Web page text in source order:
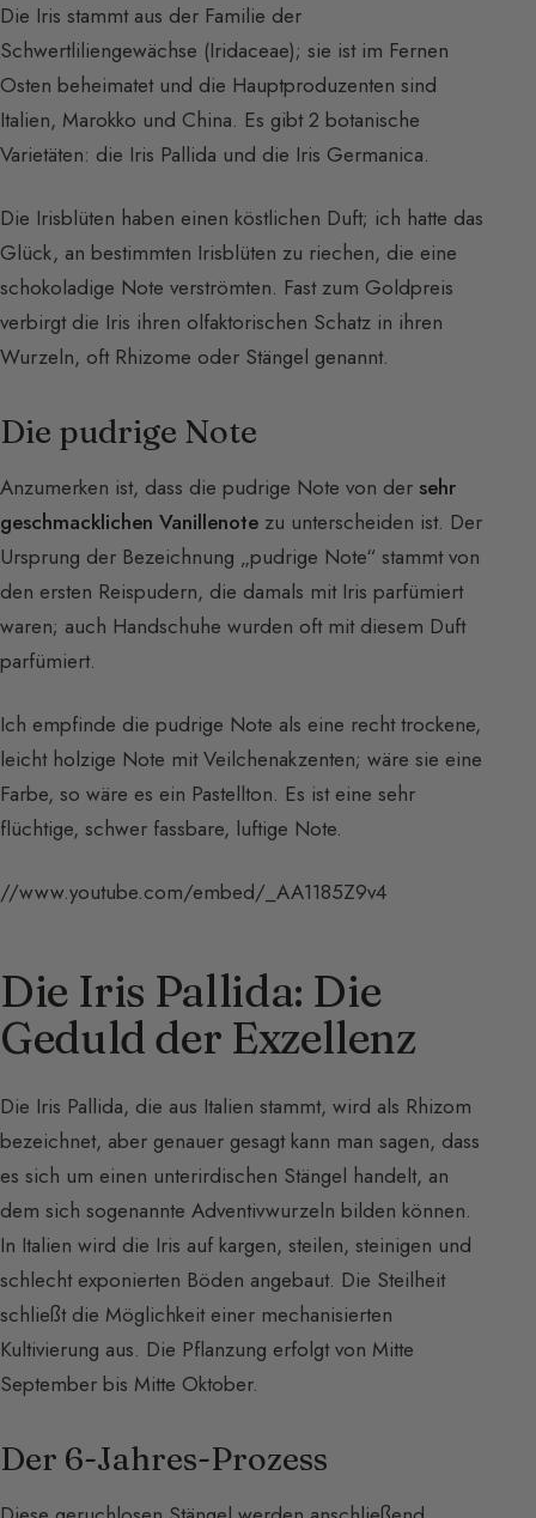
Die Iris stammt aus der Familie der
Schwertliliengewächse (Iridaceae); sie ist im Fernen
Osten beheimatet und die Hauptproduzenten sind
Italien, Marokko und China. Es gibt 2 botanische
Varietäten: die Iris Pallida und die Iris Germanica.
Die Irisblüten haben einen köstlichen Duft; ich hatte das
Glück, an bestimmten Irisblüten zu riechen, die eine
schokoladige Note verströmten. Fast zum Goldpreis
verbirgt die Iris ihren olfaktorischen Schatz in ihren
Wurzeln, oft Rhizome oder Stängel genannt.
Die pudrige Note
Anzumerken ist, dass die pudrige Note von der sehr
geschmacklichen Vanillenote zu unterscheiden ist. Der
Ursprung der Bezeichnung „pudrige Note“ stammt von
den ersten Reispudern, die damals mit Iris parfümiert
waren; auch Handschuhe wurden oft mit diesem Duft
parfümiert.
Ich empfinde die pudrige Note als eine recht trockene,
leicht holzige Note mit Veilchenakzenten; wäre sie eine
Farbe, so wäre es ein Pastellton. Es ist eine sehr
flüchtige, schwer fassbare, luftige Note.
//www.youtube.com/embed/_AA1185Z9v4
Die Iris Pallida: Die
Geduld der Exzellenz
Die Iris Pallida, die aus Italien stammt, wird als Rhizom
bezeichnet, aber genauer gesagt kann man sagen, dass
es sich um einen unterirdischen Stängel handelt, an
dem sich sogenannte Adventivwurzeln bilden können.
In Italien wird die Iris auf kargen, steilen, steinigen und
schlecht exponierten Böden angebaut. Die Steilheit
schließt die Möglichkeit einer mechanisierten
Kultivierung aus. Die Pflanzung erfolgt von Mitte
September bis Mitte Oktober.
Der 6-Jahres-Prozess